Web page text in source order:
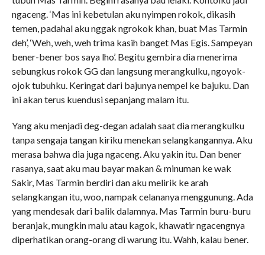
ngaceng. ‘Mas ini kebetulan aku nyimpen rokok, dikasih
temen, padahal aku nggak ngrokok khan, buat Mas Tarmin
deh’, ‘Weh, weh, weh trima kasih banget Mas Egis. Sampeyan
bener-bener bos saya lho’. Begitu gembira dia menerima
sebungkus rokok GG dan langsung merangkulku, ngoyok-
ojok tubuhku. Keringat dari bajunya nempel ke bajuku. Dan
ini akan terus kuendusi sepanjang malam itu.
Yang aku menjadi deg-degan adalah saat dia merangkulku
tanpa sengaja tangan kiriku menekan selangkangannya. Aku
merasa bahwa dia juga ngaceng. Aku yakin itu. Dan bener
rasanya, saat aku mau bayar makan & minuman ke wak
Sakir, Mas Tarmin berdiri dan aku melirik ke arah
selangkangan itu, woo, nampak celananya menggunung. Ada
yang mendesak dari balik dalamnya. Mas Tarmin buru-buru
beranjak, mungkin malu atau kagok, khawatir ngacengnya
diperhatikan orang-orang di warung itu. Wahh, kalau bener.